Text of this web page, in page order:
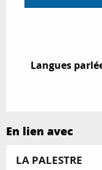
Langues
Langues
En lien avec
LA PALESTRE